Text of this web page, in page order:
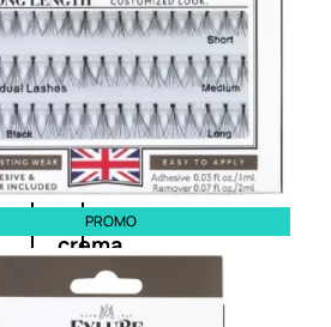
cristalli
Spray
Cera
crema
Gel
PROMO